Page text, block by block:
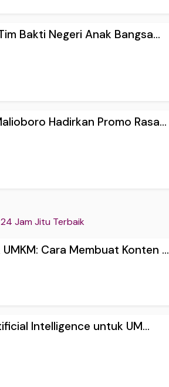
Bakti Negeri Anak Bangsa...
Hadirkan Promo Rasa...
Jam Jitu Terbaik
Cara Membuat Konten ...
Intelligence untuk UM...